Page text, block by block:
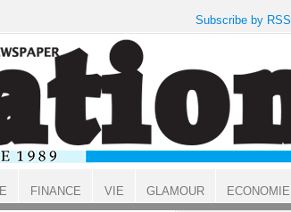
Subscribe by RSS
FINANCE VIE GLAMOUR ECONOMIE